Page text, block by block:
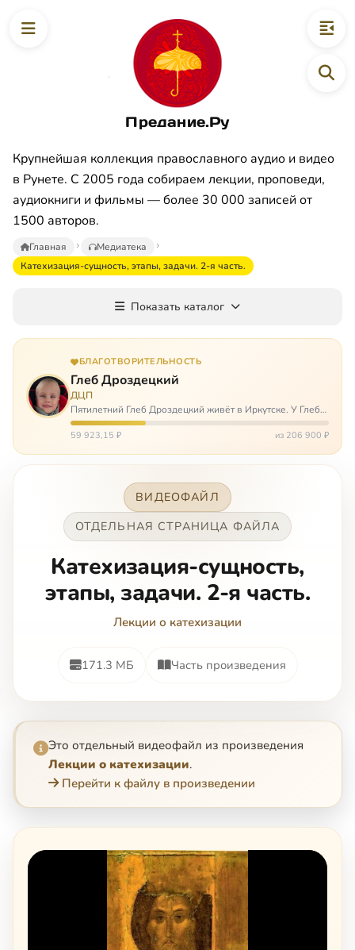
Предание.Ру
Крупнейшая коллекция православного аудио и видео
в Рунете. С 2005 года собираем лекции, проповеди,
аудиокниги и фильмы — более 30 000 записей от
1500 авторов.
Главная
Медиатека
Катехизация-сущность, этапы, задачи. 2-я часть.
Показать каталог
БЛАГОТВОРИТЕЛЬНОСТЬ
Глеб Дроздецкий
ДЦП
Пятилетний Глеб Дроздецкий живёт в Иркутске. У Глеба
ДЦП из-за перенесённого в младенчестве менингита,
но его положение осложняется эпилепсией, с которой
59 923,15 ₽ из 206 900 ₽
ВИДЕОФАЙЛ
ОТДЕЛЬНАЯ СТРАНИЦА ФАЙЛА
Катехизация-сущность,
этапы, задачи. 2-я часть.
Лекции о катехизации
171.3 МБ Часть произведения
Это отдельный видеофайл из произведения
Лекции о катехизации.
Перейти к файлу в произведении